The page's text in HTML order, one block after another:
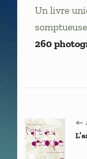
Un livre
260
d'article